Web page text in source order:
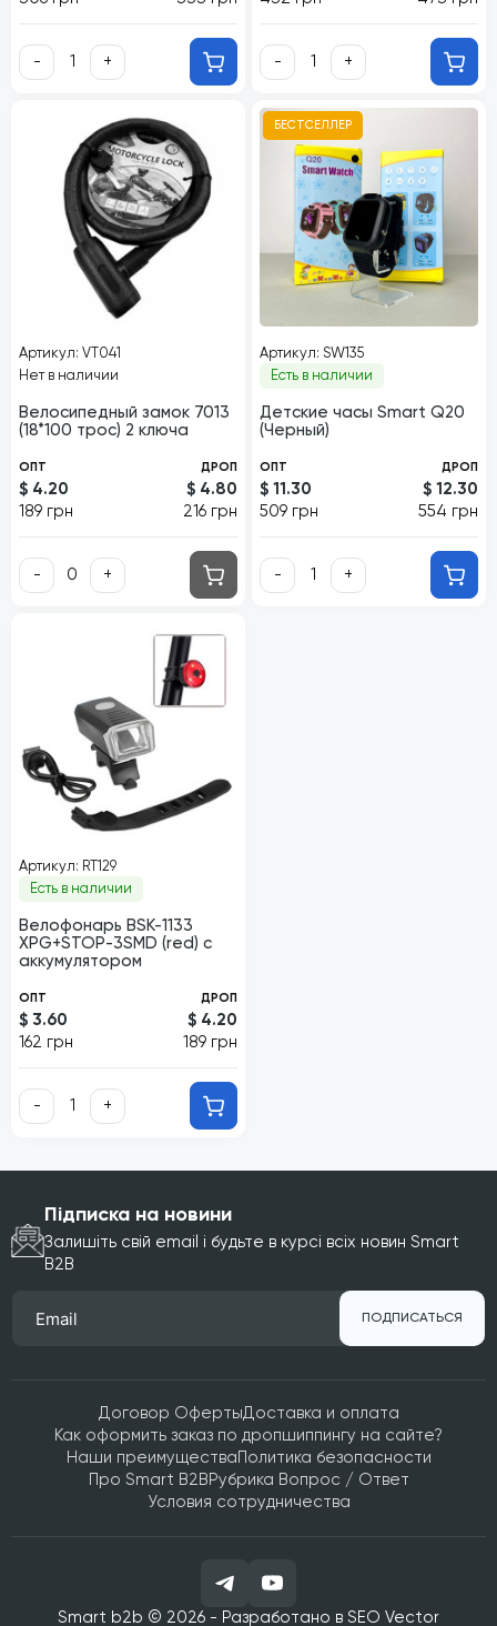
- + - +
Артикул: VT041
Нет в наличии
Велосипедный замок 7013
(18*100 трос) 2 ключа
ОПТ
$ 4.20
189 грн
ДРОП
$ 4.80
216 грн
- +
БЕСТСЕЛЛЕР
Артикул: SW135
Есть в наличии
Детские часы Smart Q20
(Черный)
ОПТ
$ 11.30
509 грн
ДРОП
$ 12.30
554 грн
- +
Артикул: RT129
Есть в наличии
Велофонарь BSK-1133
XPG+STOP-3SMD (red) с
аккумулятором
ОПТ
$ 3.60
162 грн
ДРОП
$ 4.20
189 грн
- +
Підписка на новини
Залишіть свій email і будьте в курсі всіх новин Smart
B2B
ПОДПИСАТЬСЯ
Договор ОфертыДоставка и оплата
Как оформить заказ по дропшиппингу на сайте?
Наши преимущества Политика безопасности
Про Smart B2B Рубрика Вопрос / Ответ
Условия сотрудничества
Smart b2b © 2026 - Разработано в SEO Vector